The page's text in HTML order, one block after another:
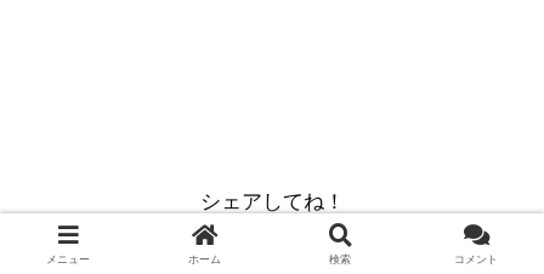
シェアしてね！
Facebook はてブ LINE
メニュー ホーム 検索 コメント